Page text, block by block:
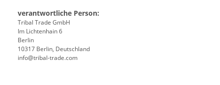
verantwortliche Person:
Tribal Trade GmbH
Im Lichtenhain 6
Berlin
10317 Berlin, Deutschland
info@tribal-trade.com